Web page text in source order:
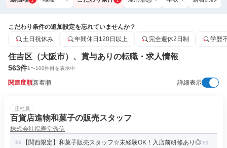
こだわり条件の追加設定を忘れていませんか？
土日祝休み
年間休日120日以上 完全週休2日制 学歴
住吉区（大阪市）、賞与ありの転職・求人情報
563件1〜100件目を表示中
関連度順新着順 詳細表示
正社員
百貨店進物和菓子の販売スタッフ
株式会社福寿堂秀信
【関西限定】和菓子販売スタッフ☆未経験OK！入店前研修あり◎